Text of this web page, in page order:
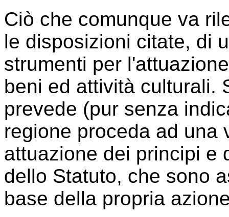
Ciò che comunque va
le disposizioni citate, di
strumenti per
beni ed attività culturali.
prevede (pur senza
regione proceda ad una
attuazione dei principi e
dello Statuto, che sono
base della propria